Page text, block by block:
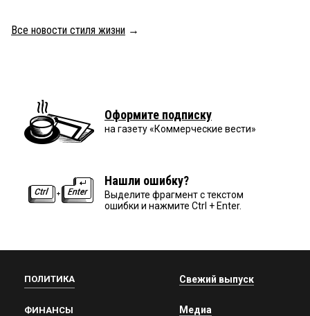
Все новости стиля жизни →
Оформите подписку
на газету «Коммерческие вести»
Нашли ошибку?
Выделите фрагмент с текстом
ошибки и нажмите Ctrl + Enter.
ПОЛИТИКА
ФИНАНСЫ
Свежий выпуск
Медиа